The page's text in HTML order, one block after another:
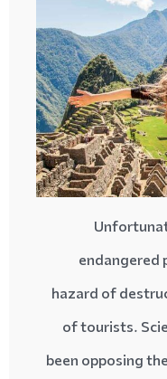
endangered
hazard of
of tourists.
been opposing